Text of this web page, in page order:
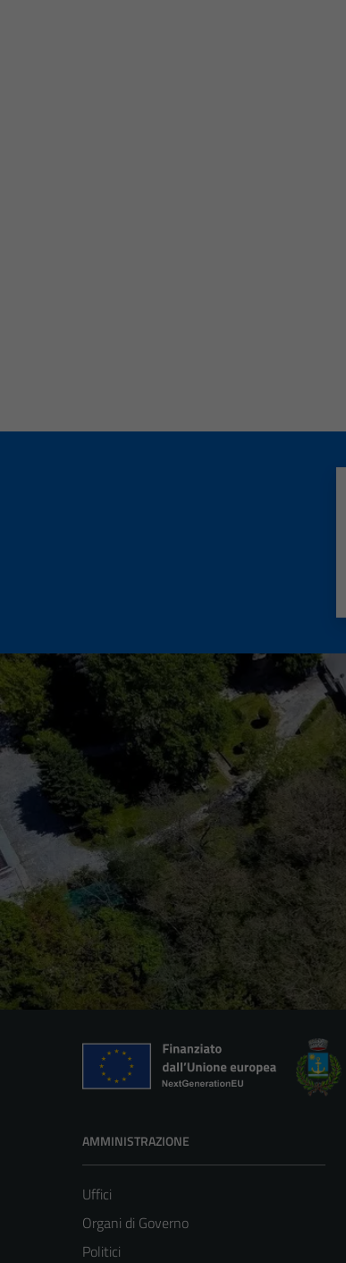
AMMINISTRAZIONE
Uffici
Organi di Governo
Politici